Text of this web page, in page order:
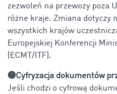
zezwoleń na przewozy poza
różne kraje. Zmiana dotyczy
wszystkich krajów
Europejskiej Konferencji
(ECMT/ITF).
🔵Cyfryzacja dokumentów
Jeśli chodzi o cyfrową